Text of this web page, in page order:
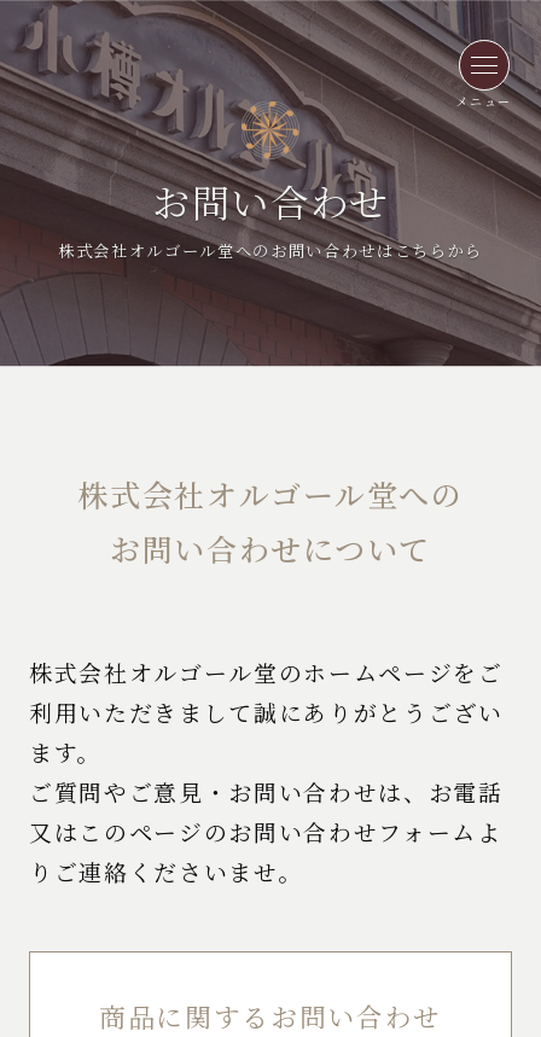
メニュー
お問い合わせ
株式会社オルゴール堂へのお問い合わせはこちらから
株式会社オルゴール堂への
お問い合わせについて
株式会社オルゴール堂のホームページをご
利用いただきまして誠にありがとうござい
ます。
ご質問やご意見・お問い合わせは、お電話
又はこのページのお問い合わせフォームよ
りご連絡くださいませ。
商品に関するお問い合わせ